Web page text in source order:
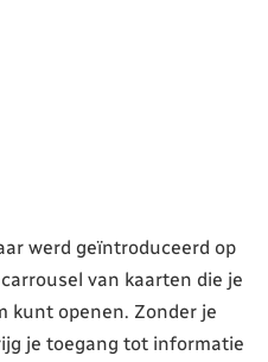
werd geïntroduceerd op
van kaarten die je
kunt openen. Zonder je
je toegang tot informatie